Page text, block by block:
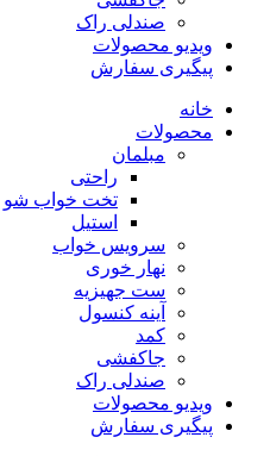
صندلی راک
ویدیو محصولات
پیگیری سفارش
خانه
محصولات
مبلمان
راحتی
تخت خواب شو
استیل
سرویس خواب
نهار خوری
ست جهیزیه
آینه کنسول
کمد
جاکفشی
صندلی راک
ویدیو محصولات
پیگیری سفارش